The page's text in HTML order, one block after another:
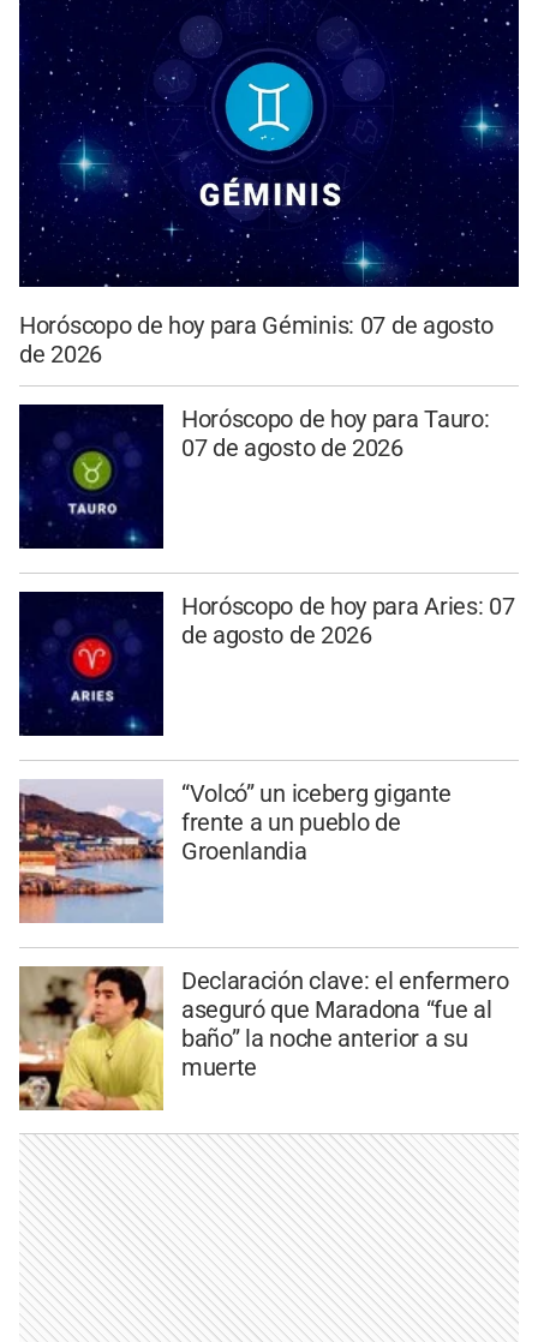
Horóscopo de hoy para Géminis: 07 de agosto
de 2026
Horóscopo de hoy para Tauro:
07 de agosto de 2026
Horóscopo de hoy para Aries: 07
de agosto de 2026
“Volcó” un iceberg gigante
frente a un pueblo de
Groenlandia
Declaración clave: el enfermero
aseguró que Maradona “fue al
baño” la noche anterior a su
muerte